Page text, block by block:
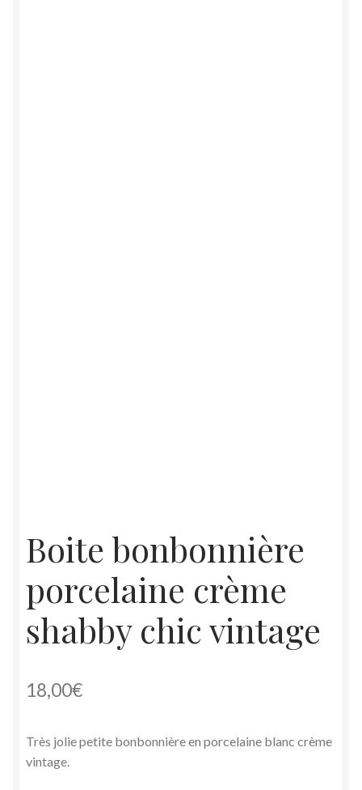
Boite bonbonnière
porcelaine crème
shabby chic vintage
18,00€
Très jolie petite bonbonnière en porcelaine blanc crème
vintage.